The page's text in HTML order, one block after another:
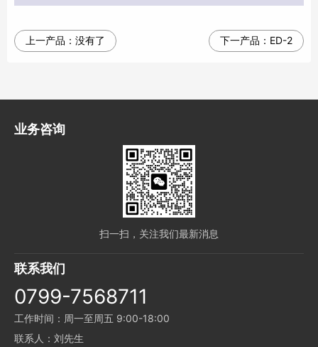
上一产品： 没有了 下一产品： ED-2
业务咨询
扫一扫，关注我们最新消息
联系我们
0799-7568711
工作时间：周一至周五 9:00-18:00
联系人：刘先生